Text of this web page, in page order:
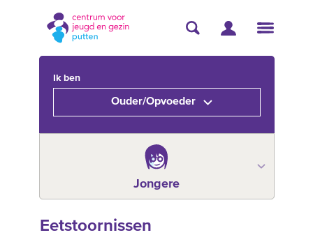
Ik ben
Ouder/Opvoeder
Jongere
Eetstoornissen